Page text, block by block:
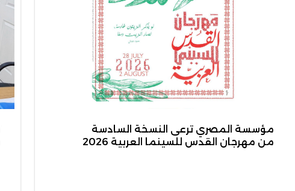
مؤسسة المصري ترعى النسخة السادسة
من مهرجان القدس للسينما العربية 2026